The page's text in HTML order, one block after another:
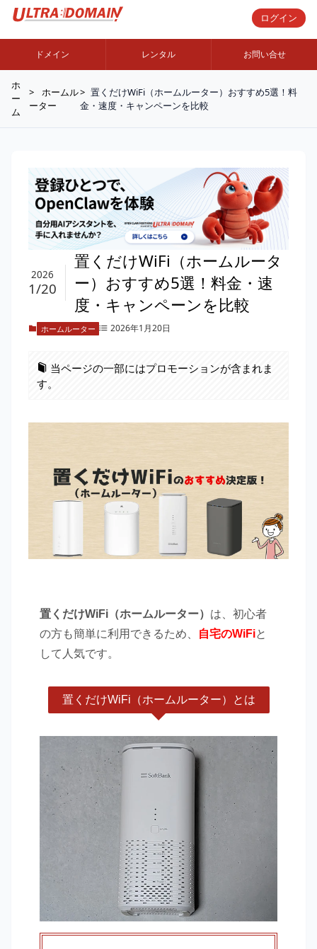
ログイン
ドメイン レンタル お問い合せ
ホ
ー
ム
ホームル
ーター
置くだけWiFi（ホームルーター）おすすめ5選！料
金・速度・キャンペーンを比較
置くだけWiFi（ホームルータ
ー）おすすめ5選！料金・速
度・キャンペーンを比較
2026
1/20
ホームルーター 2026年1月20日
当ページの一部にはプロモーションが含まれま
す。
置くだけWiFi（ホームルーター） は、初心者
の方も簡単に利用できるため、
自宅のWiFiと
して人気です。
置くだけWiFi（ホームルーター）とは